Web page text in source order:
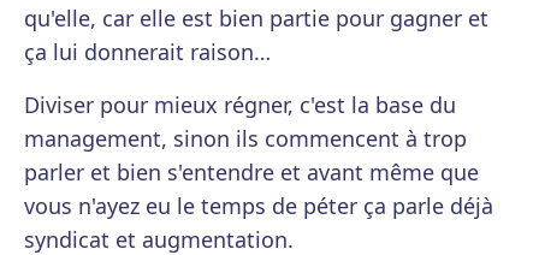
qu'elle, car elle est bien partie pour gagner et
ça lui donnerait raison…
Diviser pour mieux régner, c'est la base du
management, sinon ils commencent à trop
parler et bien s'entendre et avant même que
vous n'ayez eu le temps de péter ça parle déjà
syndicat et augmentation.